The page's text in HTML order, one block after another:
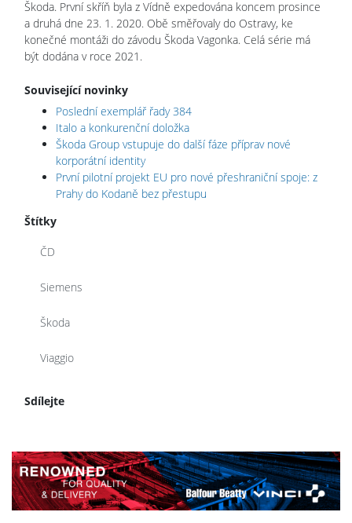
Škoda. První skříň byla z Vídně expedována koncem prosince
a druhá dne 23. 1. 2020. Obě směřovaly do Ostravy, ke
konečné montáži do závodu Škoda Vagonka. Celá série má
být dodána v roce 2021.
Související novinky
Poslední exemplář řady 384
Italo a konkurenční doložka
Škoda Group vstupuje do další fáze příprav nové
korporátní identity
První pilotní projekt EU pro nové přeshraniční spoje: z
Prahy do Kodaně bez přestupu
Štítky
ČD
Siemens
Škoda
Viaggio
Sdílejte